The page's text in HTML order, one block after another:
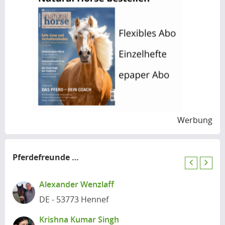
Werbung
Pferdefreunde
in der Nähe
Alexander Wenzlaff
DE - 53773 Hennef
Krishna Kumar Singh
P
N